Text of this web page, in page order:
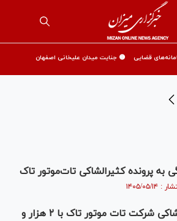
قضایی 🟡 جنایت میدان علیخانی اصفهان
به پرونده کثیرالشاکی تات‌موتور تاک
دادگاه پرونده کثیرالشاکی شرکت تات موتور تاک با ۲ هزار و